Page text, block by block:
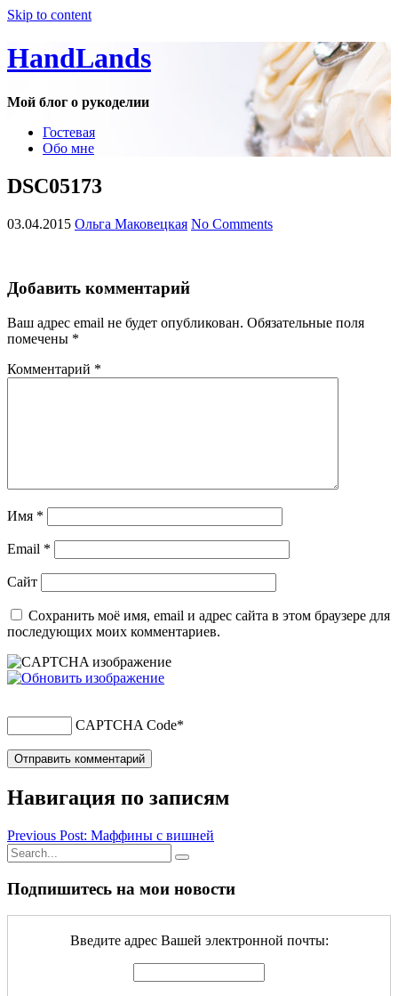
Skip to content
HandLands
Мой блог о рукоделии
Гостевая
Обо мне
DSC05173
03.04.2015 Ольга Маковецкая No Comments
Добавить комментарий
Ваш адрес email не будет опубликован. Обязательные поля
помечены *
Комментарий *
Имя *
Email *
Сайт
Сохранить моё имя, email и адрес сайта в этом браузере для
последующих моих комментариев.
CAPTCHA Code*
Навигация по записям
Previous Post: Маффины с вишней
Подпишитесь на мои новости
Введите адрес Вашей электронной почты: